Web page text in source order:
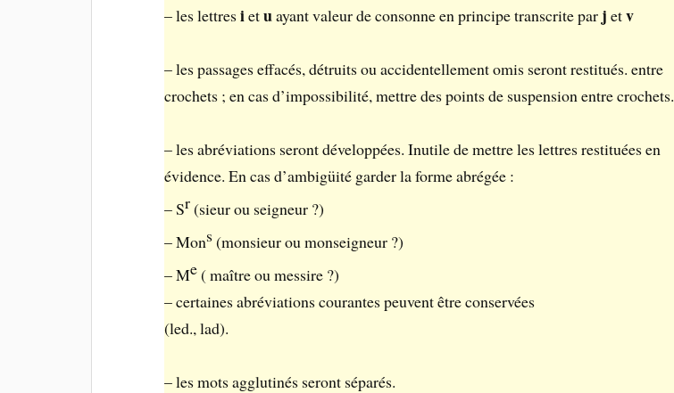
– les lettresietuayant valeur de consonne en principe transcrite par j etv
– les passages effacés, détruits ou accidentellement omis seront restitués. entre
crochets ; en cas d’impossibilité, mettre des points de suspension entre crochets.
– les abréviations seront développées. Inutile de mettre les lettres restituées en
évidence. En cas d’ambigüité garder la forme abrégée :
– Sr(sieur ou seigneur ?)
– Mons(monsieur ou monseigneur ?)
– Me( maître ou messire ?)
– certaines abréviations courantes peuvent être conservées
(led., lad).
– les mots agglutinés seront séparés.